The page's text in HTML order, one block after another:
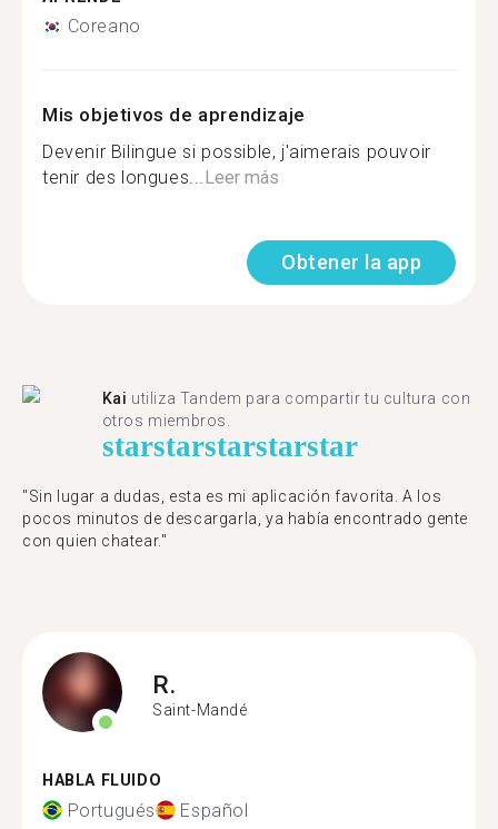
Coreano
Mis objetivos de aprendizaje
Devenir Bilingue si possible, j'aimerais pouvoir
tenir des longues...Leer más
Obtener la app
Kai utiliza Tandem para compartir tu cultura con
otros miembros.
starstarstarstarstar
"Sin lugar a dudas, esta es mi aplicación favorita. A los
pocos minutos de descargarla, ya había encontrado gente
con quien chatear."
R.
Saint-Mandé
HABLA FLUIDO
Portugués Español